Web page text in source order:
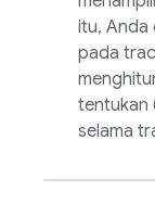
itu, Anda
pada
tentukan
selama